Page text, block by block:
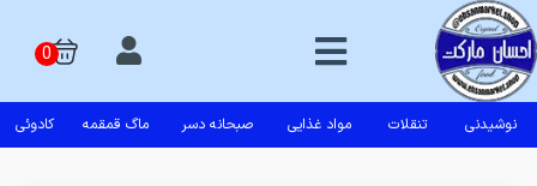
نوشیدنی تنقلات مواد غذایی صبحانه دسر ماگ قمقمه کادوئی